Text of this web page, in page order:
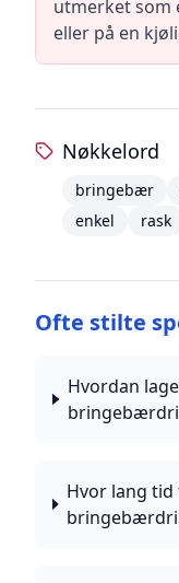
utmerket som
eller på en
Nøkkelord
bringebær
enkel
rask
Ofte stilte
Hvordan
Hvor lang tid